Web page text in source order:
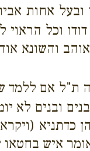
אחות
וכל
והשונא
ת"ל אם ללמד
ובנים לא
כדתניא
איש